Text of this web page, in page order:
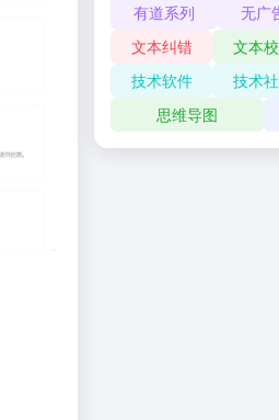
有道系列
无广
文本纠错
文本
技术软件
技术
思维导图